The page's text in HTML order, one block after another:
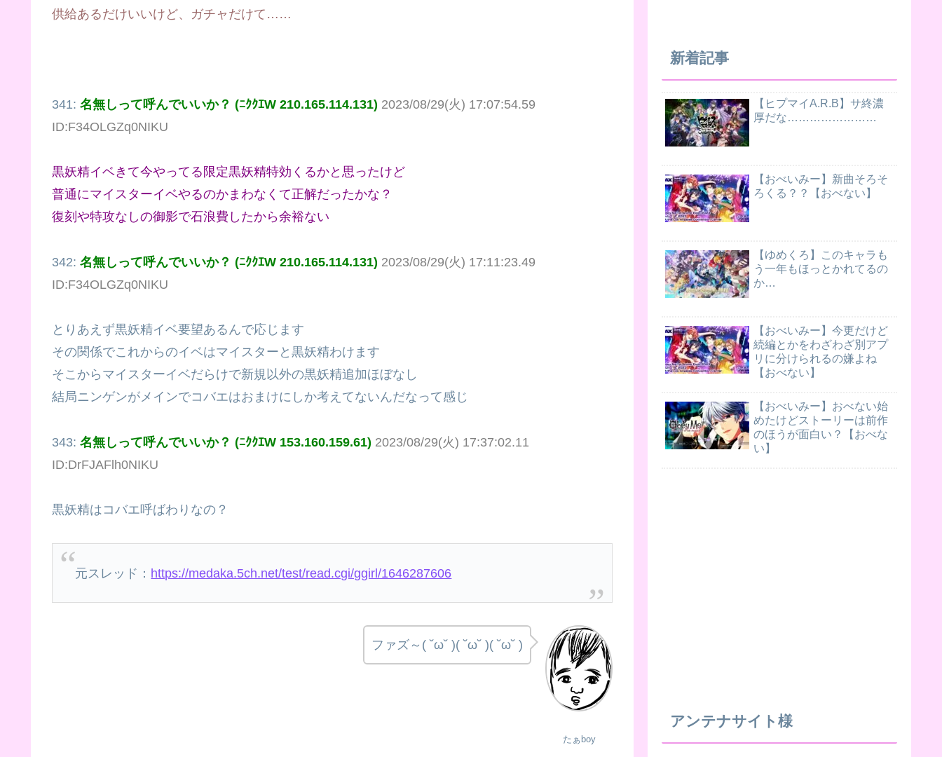
供給あるだけいいけど、ガチャだけて……
341: 名無しって呼んでいいか？ (ﾆｸｸｴW 210.165.114.131) 2023/08/29(火) 17:07:54.59
ID:F34OLGZq0NIKU
黒妖精イベきて今やってる限定黒妖精特効くるかと思ったけど
普通にマイスターイベやるのかまわなくて正解だったかな？
復刻や特攻なしの御影で石浪費したから余裕ない
342: 名無しって呼んでいいか？ (ﾆｸｸｴW 210.165.114.131) 2023/08/29(火) 17:11:23.49
ID:F34OLGZq0NIKU
とりあえず黒妖精イベ要望あるんで応じます
その関係でこれからのイベはマイスターと黒妖精わけます
そこからマイスターイベだらけで新規以外の黒妖精追加ほぼなし
結局ニンゲンがメインでコバエはおまけにしか考えてないんだなって感じ
343: 名無しって呼んでいいか？ (ﾆｸｸｴW 153.160.159.61) 2023/08/29(火) 17:37:02.11
ID:DrFJAFlh0NIKU
黒妖精はコバエ呼ばわりなの？
元スレッド： https://medaka.5ch.net/test/read.cgi/ggirl/1646287606
たぁboy
ファズ～( ˘ω˘ )( ˘ω˘ )( ˘ω˘ )
新着記事
【ヒプマイA.R.B】サ終濃
厚だな……………………
【おべいみー】新曲そろそ
ろくる？？【おべない】
【ゆめくろ】このキャラも
う一年もほっとかれてるの
か…
【おべいみー】今更だけど
続編とかをわざわざ別アプ
リに分けられるの嫌よね
【おべない】
【おべいみー】おべない始
めたけどストーリーは前作
のほうが面白い？【おべな
い】
アンテナサイト様